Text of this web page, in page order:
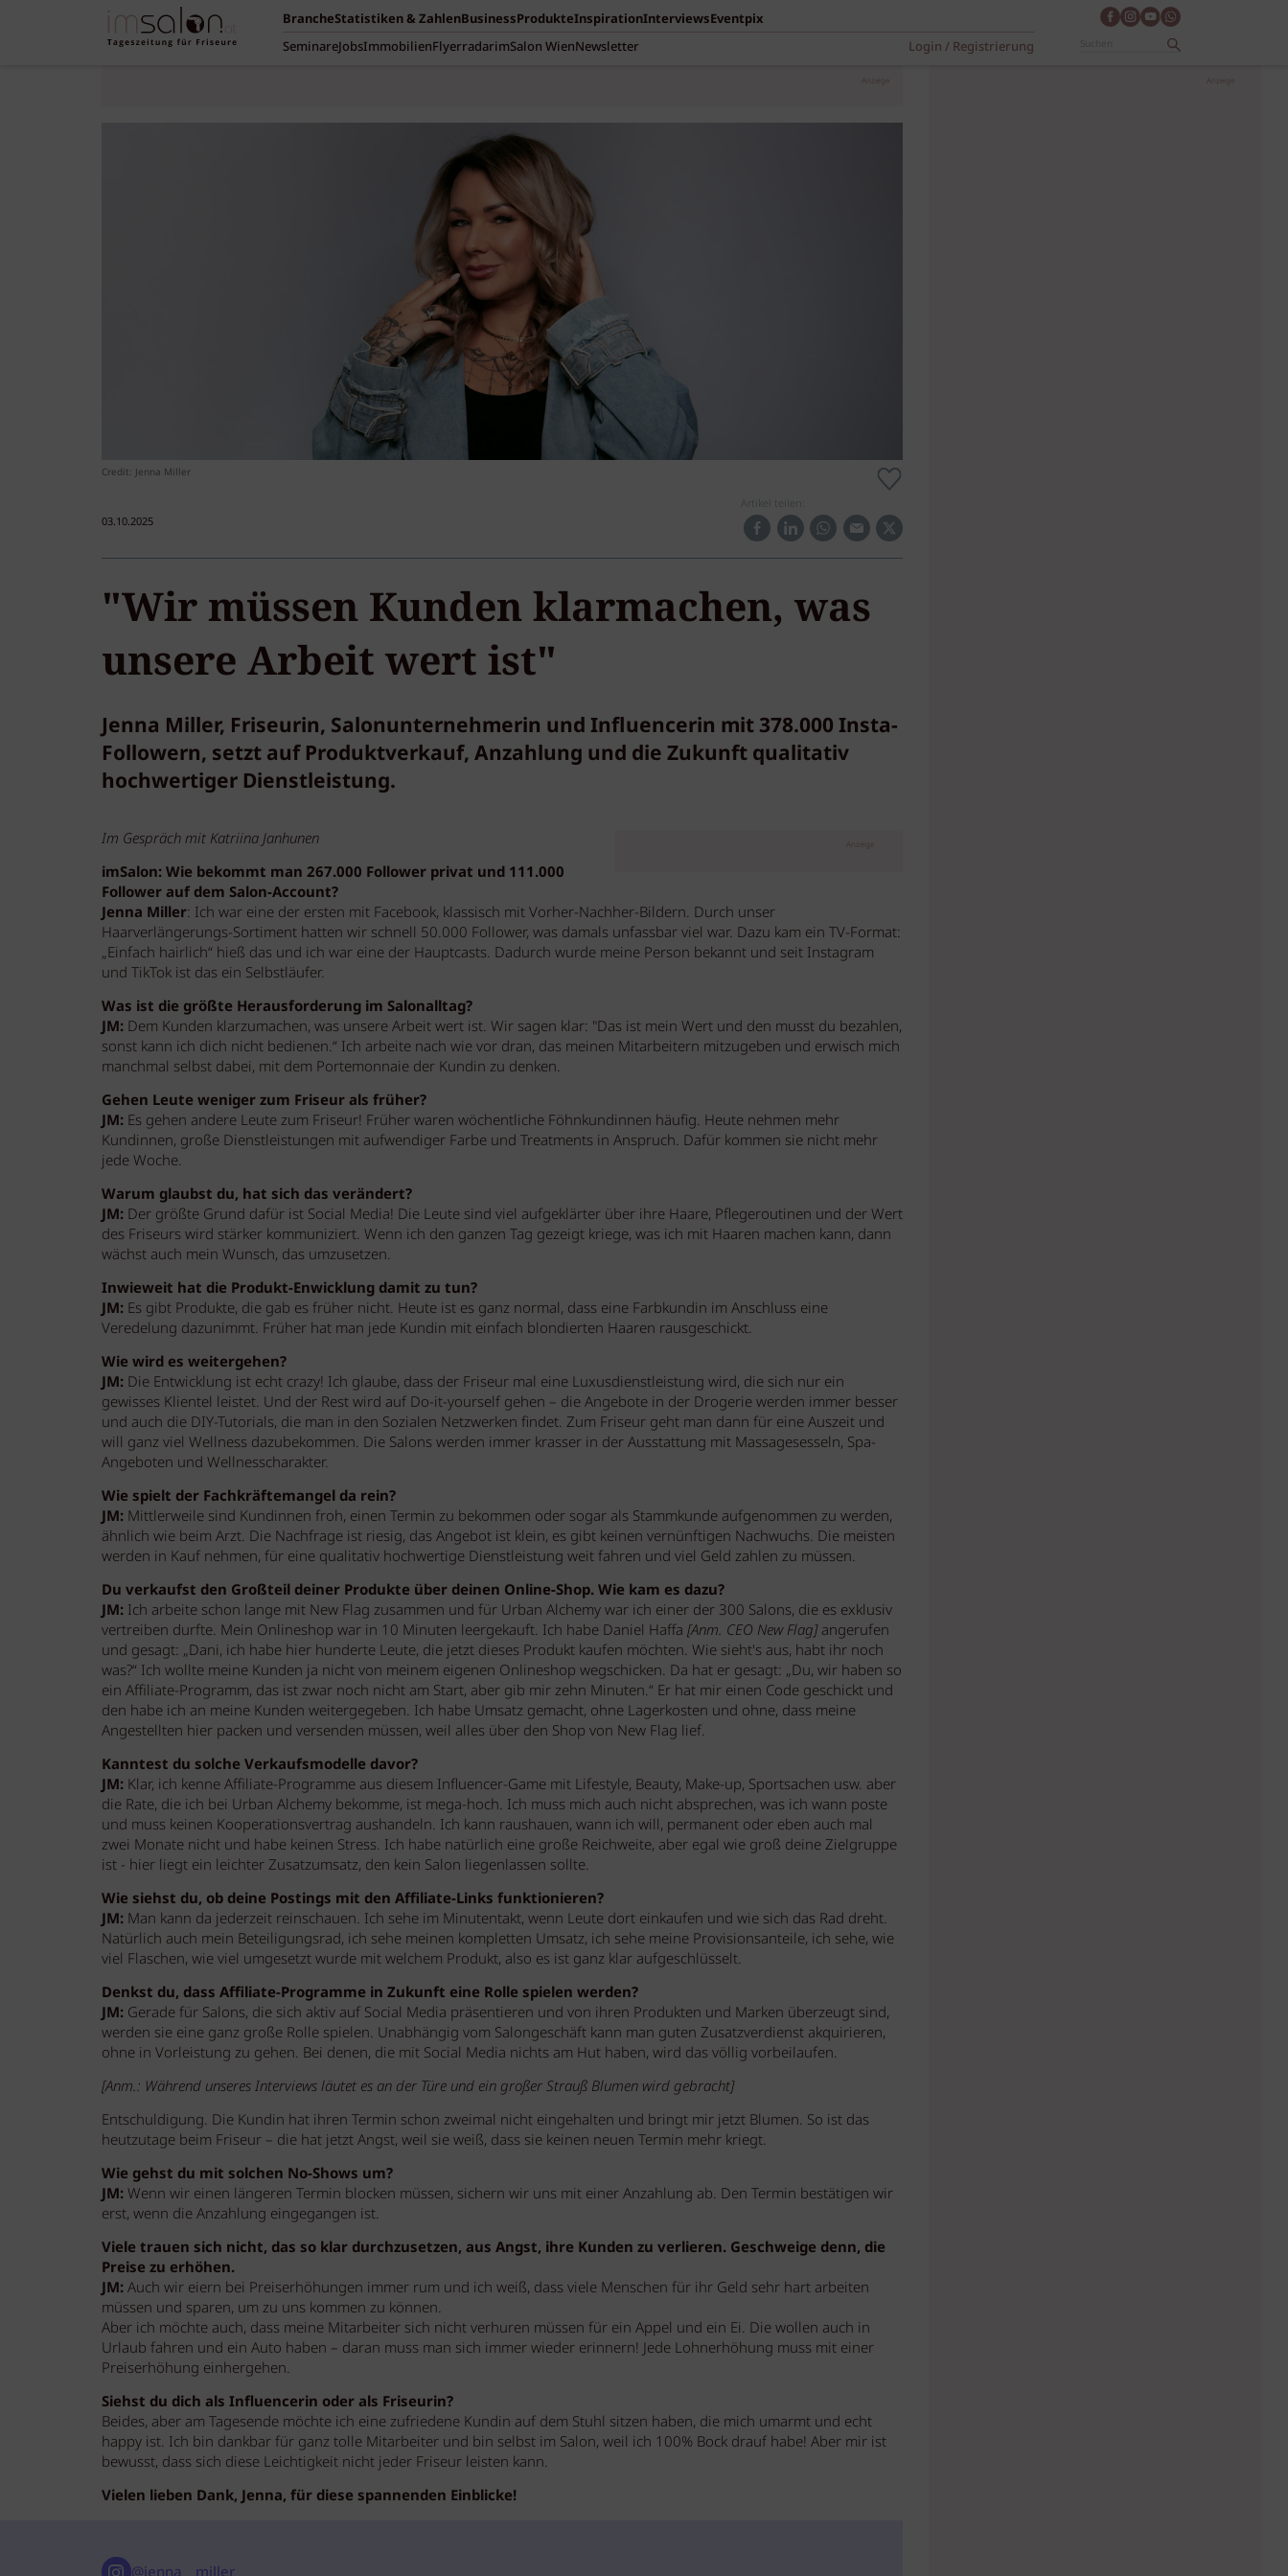
BrancheStatistiken & ZahlenBusinessProdukteInspirationInterviewsEventpix
SeminareJobsImmobilienFlyerradarimSalon WienNewsletter Login / Registrierung
Anzeige
Credit: Jenna Miller
03.10.2025
Artikel teilen:
"Wir müssen Kunden klarmachen, was
unsere Arbeit wert ist"
Jenna Miller, Friseurin, Salonunternehmerin und Influencerin mit 378.000 Insta-
Followern, setzt auf Produktverkauf, Anzahlung und die Zukunft qualitativ
hochwertiger Dienstleistung.
Anzeige
Im Gespräch mit Katriina Janhunen
imSalon: Wie bekommt man 267.000 Follower privat und 111.000
Follower auf dem Salon-Account?
Jenna Miller: Ich war eine der ersten mit Facebook, klassisch mit Vorher-Nachher-Bildern. Durch unser
Haarverlängerungs-Sortiment hatten wir schnell 50.000 Follower, was damals unfassbar viel war. Dazu kam ein TV-Format:
„Einfach hairlich“ hieß das und ich war eine der Hauptcasts. Dadurch wurde meine Person bekannt und seit Instagram
und TikTok ist das ein Selbstläufer.
Was ist die größte Herausforderung im Salonalltag?
JM: Dem Kunden klarzumachen, was unsere Arbeit wert ist. Wir sagen klar: "Das ist mein Wert und den musst du bezahlen,
sonst kann ich dich nicht bedienen.“ Ich arbeite nach wie vor dran, das meinen Mitarbeitern mitzugeben und erwisch mich
manchmal selbst dabei, mit dem Portemonnaie der Kundin zu denken.
Gehen Leute weniger zum Friseur als früher?
JM: Es gehen andere Leute zum Friseur! Früher waren wöchentliche Föhnkundinnen häufig. Heute nehmen mehr
Kundinnen, große Dienstleistungen mit aufwendiger Farbe und Treatments in Anspruch. Dafür kommen sie nicht mehr
jede Woche.
Warum glaubst du, hat sich das verändert?
JM: Der größte Grund dafür ist Social Media! Die Leute sind viel aufgeklärter über ihre Haare, Pflegeroutinen und der Wert
des Friseurs wird stärker kommuniziert. Wenn ich den ganzen Tag gezeigt kriege, was ich mit Haaren machen kann, dann
wächst auch mein Wunsch, das umzusetzen.
Inwieweit hat die Produkt-Enwicklung damit zu tun?
JM: Es gibt Produkte, die gab es früher nicht. Heute ist es ganz normal, dass eine Farbkundin im Anschluss eine
Veredelung dazunimmt. Früher hat man jede Kundin mit einfach blondierten Haaren rausgeschickt.
Wie wird es weitergehen?
JM: Die Entwicklung ist echt crazy! Ich glaube, dass der Friseur mal eine Luxusdienstleistung wird, die sich nur ein
gewisses Klientel leistet. Und der Rest wird auf Do-it-yourself gehen – die Angebote in der Drogerie werden immer besser
und auch die DIY-Tutorials, die man in den Sozialen Netzwerken findet. Zum Friseur geht man dann für eine Auszeit und
will ganz viel Wellness dazubekommen. Die Salons werden immer krasser in der Ausstattung mit Massagesesseln, Spa-
Angeboten und Wellnesscharakter.
Wie spielt der Fachkräftemangel da rein?
JM: Mittlerweile sind Kundinnen froh, einen Termin zu bekommen oder sogar als Stammkunde aufgenommen zu werden,
ähnlich wie beim Arzt. Die Nachfrage ist riesig, das Angebot ist klein, es gibt keinen vernünftigen Nachwuchs. Die meisten
werden in Kauf nehmen, für eine qualitativ hochwertige Dienstleistung weit fahren und viel Geld zahlen zu müssen.
Du verkaufst den Großteil deiner Produkte über deinen Online-Shop. Wie kam es dazu?
JM: Ich arbeite schon lange mit New Flag zusammen und für Urban Alchemy war ich einer der 300 Salons, die es exklusiv
vertreiben durfte. Mein Onlineshop war in 10 Minuten leergekauft. Ich habe Daniel Haffa [Anm. CEO New Flag]angerufen
und gesagt: „Dani, ich habe hier hunderte Leute, die jetzt dieses Produkt kaufen möchten. Wie sieht's aus, habt ihr noch
was?“ Ich wollte meine Kunden ja nicht von meinem eigenen Onlineshop wegschicken. Da hat er gesagt: „Du, wir haben so
ein Affiliate-Programm, das ist zwar noch nicht am Start, aber gib mir zehn Minuten.“ Er hat mir einen Code geschickt und
den habe ich an meine Kunden weitergegeben. Ich habe Umsatz gemacht, ohne Lagerkosten und ohne, dass meine
Angestellten hier packen und versenden müssen, weil alles über den Shop von New Flag lief.
Kanntest du solche Verkaufsmodelle davor?
JM: Klar, ich kenne Affiliate-Programme aus diesem Influencer-Game mit Lifestyle, Beauty, Make-up, Sportsachen usw. aber
die Rate, die ich bei Urban Alchemy bekomme, ist mega-hoch. Ich muss mich auch nicht absprechen, was ich wann poste
und muss keinen Kooperationsvertrag aushandeln. Ich kann raushauen, wann ich will, permanent oder eben auch mal
zwei Monate nicht und habe keinen Stress. Ich habe natürlich eine große Reichweite, aber egal wie groß deine Zielgruppe
ist - hier liegt ein leichter Zusatzumsatz, den kein Salon liegenlassen sollte.
Wie siehst du, ob deine Postings mit den Affiliate-Links funktionieren?
JM: Man kann da jederzeit reinschauen. Ich sehe im Minutentakt, wenn Leute dort einkaufen und wie sich das Rad dreht.
Natürlich auch mein Beteiligungsrad, ich sehe meinen kompletten Umsatz, ich sehe meine Provisionsanteile, ich sehe, wie
viel Flaschen, wie viel umgesetzt wurde mit welchem Produkt, also es ist ganz klar aufgeschlüsselt.
Denkst du, dass Affiliate-Programme in Zukunft eine Rolle spielen werden?
JM: Gerade für Salons, die sich aktiv auf Social Media präsentieren und von ihren Produkten und Marken überzeugt sind,
werden sie eine ganz große Rolle spielen. Unabhängig vom Salongeschäft kann man guten Zusatzverdienst akquirieren,
ohne in Vorleistung zu gehen. Bei denen, die mit Social Media nichts am Hut haben, wird das völlig vorbeilaufen.
[Anm.: Während unseres Interviews läutet es an der Türe und ein großer Strauß Blumen wird gebracht]
Entschuldigung. Die Kundin hat ihren Termin schon zweimal nicht eingehalten und bringt mir jetzt Blumen. So ist das
heutzutage beim Friseur – die hat jetzt Angst, weil sie weiß, dass sie keinen neuen Termin mehr kriegt.
Wie gehst du mit solchen No-Shows um?
JM: Wenn wir einen längeren Termin blocken müssen, sichern wir uns mit einer Anzahlung ab. Den Termin bestätigen wir
erst, wenn die Anzahlung eingegangen ist.
Viele trauen sich nicht, das so klar durchzusetzen, aus Angst, ihre Kunden zu verlieren. Geschweige denn, die
Preise zu erhöhen.
JM: Auch wir eiern bei Preiserhöhungen immer rum und ich weiß, dass viele Menschen für ihr Geld sehr hart arbeiten
müssen und sparen, um zu uns kommen zu können.
Aber ich möchte auch, dass meine Mitarbeiter sich nicht verhuren müssen für ein Appel und ein Ei. Die wollen auch in
Urlaub fahren und ein Auto haben – daran muss man sich immer wieder erinnern! Jede Lohnerhöhung muss mit einer
Preiserhöhung einhergehen.
Siehst du dich als Influencerin oder als Friseurin?
Beides, aber am Tagesende möchte ich eine zufriedene Kundin auf dem Stuhl sitzen haben, die mich umarmt und echt
happy ist. Ich bin dankbar für ganz tolle Mitarbeiter und bin selbst im Salon, weil ich 100% Bock drauf habe! Aber mir ist
bewusst, dass sich diese Leichtigkeit nicht jeder Friseur leisten kann.
Vielen lieben Dank, Jenna, für diese spannenden Einblicke!
Anzeige